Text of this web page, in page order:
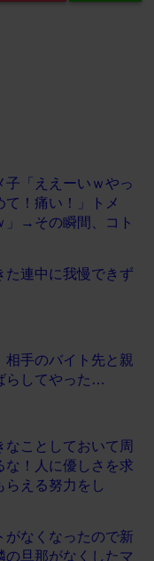
「ええーいｗやっ
て！痛い！」トメ
」→その瞬間、コト
た連中に我慢できず
相手のバイト先と親
らしてやった…
なことしておいて周
な！人に優しさを求
らえる努力をし
がなくなったので新
の旦那がなくしたマ